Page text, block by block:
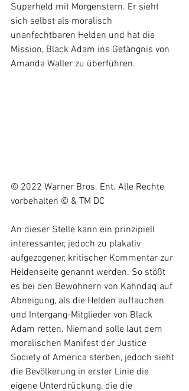
Superheld mit Morgenstern. Er sieht
sich selbst als moralisch
unanfechtbaren Helden und hat die
Mission, Black Adam ins Gefängnis von
Amanda Waller zu überführen.
© 2022 Warner Bros. Ent. Alle Rechte
vorbehalten © & TM DC
An dieser Stelle kann ein prinzipiell
interessanter, jedoch zu plakativ
aufgezogener, kritischer Kommentar zur
Heldenseite genannt werden. So stößt
es bei den Bewohnern von Kahndaq auf
Abneigung, als die Helden auftauchen
und Intergang-Mitglieder von Black
Adam retten. Niemand solle laut dem
moralischen Manifest der Justice
Society of America sterben, jedoch sieht
die Bevölkerung in erster Linie die
eigene Unterdrückung, die die